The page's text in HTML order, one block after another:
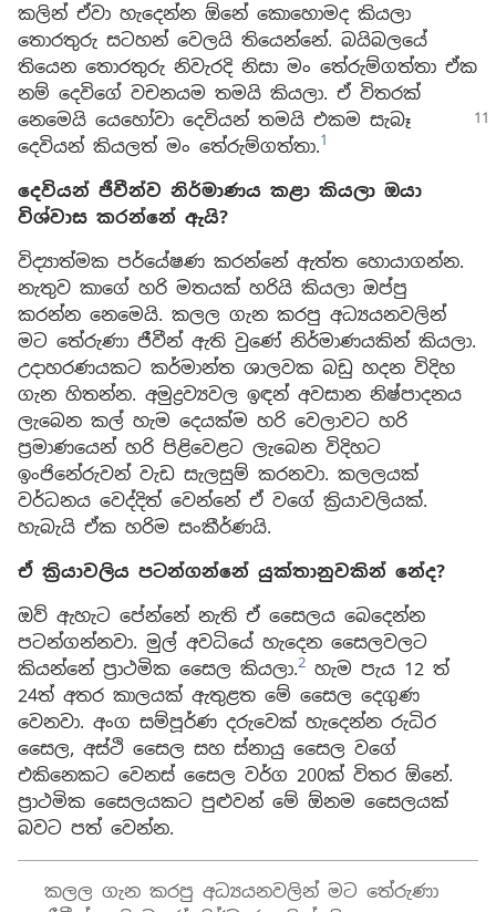
කලින් ඒවා හැදෙන්න ඕනේ කොහොමද කියලා
තොරතුරු සටහන් වෙලයි තියෙන්නේ. බයිබලයේ
තියෙන තොරතුරු නිවැරදි නිසා මං තේරුම්ගත්තා ඒක
නම් දෙවිගේ වචනයම තමයි කියලා. ඒ විතරක්
නෙමෙයි යෙහෝවා දෙවියන් තමයි එකම සැබෑ
දෙවියන් කියලත් මං තේරුම්ගත්තා.1
දෙවියන් ජීවීන්ව නිර්මාණය කළා කියලා ඔයා
විශ්වාස කරන්නේ ඇයි?
විද්‍යාත්මක පර්යේෂණ කරන්නේ ඇත්ත හොයාගන්න.
නැතුව කාගේ හරි මතයක් හරියි කියලා ඔප්පු
කරන්න නෙමෙයි. කලල ගැන කරපු අධ්‍යයනවලින්
මට තේරුණා ජීවීන් ඇති වුණේ නිර්මාණයකින් කියලා.
උදාහරණයකට කර්මාන්ත ශාලවක බඩු හදන විදිහ
ගැන හිතන්න. අමුද්‍රව්‍යවල ඉඳන් අවසාන නිෂ්පාදනය
ලැබෙන කල් හැම දෙයක්ම හරි වෙලාවට හරි
ප්‍රමාණයෙන් හරි පිළිවෙළට ලැබෙන විදිහට
ඉංජිනේරුවන් වැඩ සැලසුම් කරනවා. කලලයක්
වර්ධනය වෙද්දිත් වෙන්නේ ඒ වගේ ක්‍රියාවලියක්.
හැබැයි ඒක හරිම සංකීර්ණයි.
ඒ ක්‍රියාවලිය පටන්ගන්නේ යුක්තානුවකින් නේද?
ඔව් ඇහැට පේන්නේ නැති ඒ සෛලය බෙදෙන්න
පටන්ගන්නවා. මුල් අවධියේ හැදෙන සෛලවලට
කියන්නේ ප්‍රාථමික සෛල කියලා.2 හැම පැය 12 ත්
24ත් අතර කාලයක් ඇතුළත මේ සෛල දෙගුණ
වෙනවා. අංග සම්පූර්ණ දරුවෙක් හැදෙන්න රුධිර
සෛල, අස්ථි සෛල සහ ස්නායු සෛල වගේ
එකිනෙකට වෙනස් සෛල වර්ග 200ක් විතර ඕනේ.
ප්‍රාථමික සෛලයකට පුළුවන් මේ ඕනම සෛලයක්
බවට පත් වෙන්න.
කලල ගැන කරපු අධ්‍යයනවලින් මට තේරුණා